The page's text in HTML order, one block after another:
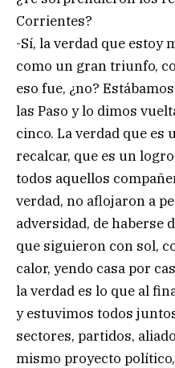
Corrientes?
-Sí, la verdad que estoy
como un gran triunfo,
eso fue, ¿no?
las Paso y lo dimos
cinco. La verdad que es
recalcar, que es un
todos aquellos
verdad, no aflojaron a
adversidad, de haberse
que siguieron con sol,
calor, yendo casa por
la verdad es lo que al
y estuvimos todos
sectores, partidos,
mismo proyecto